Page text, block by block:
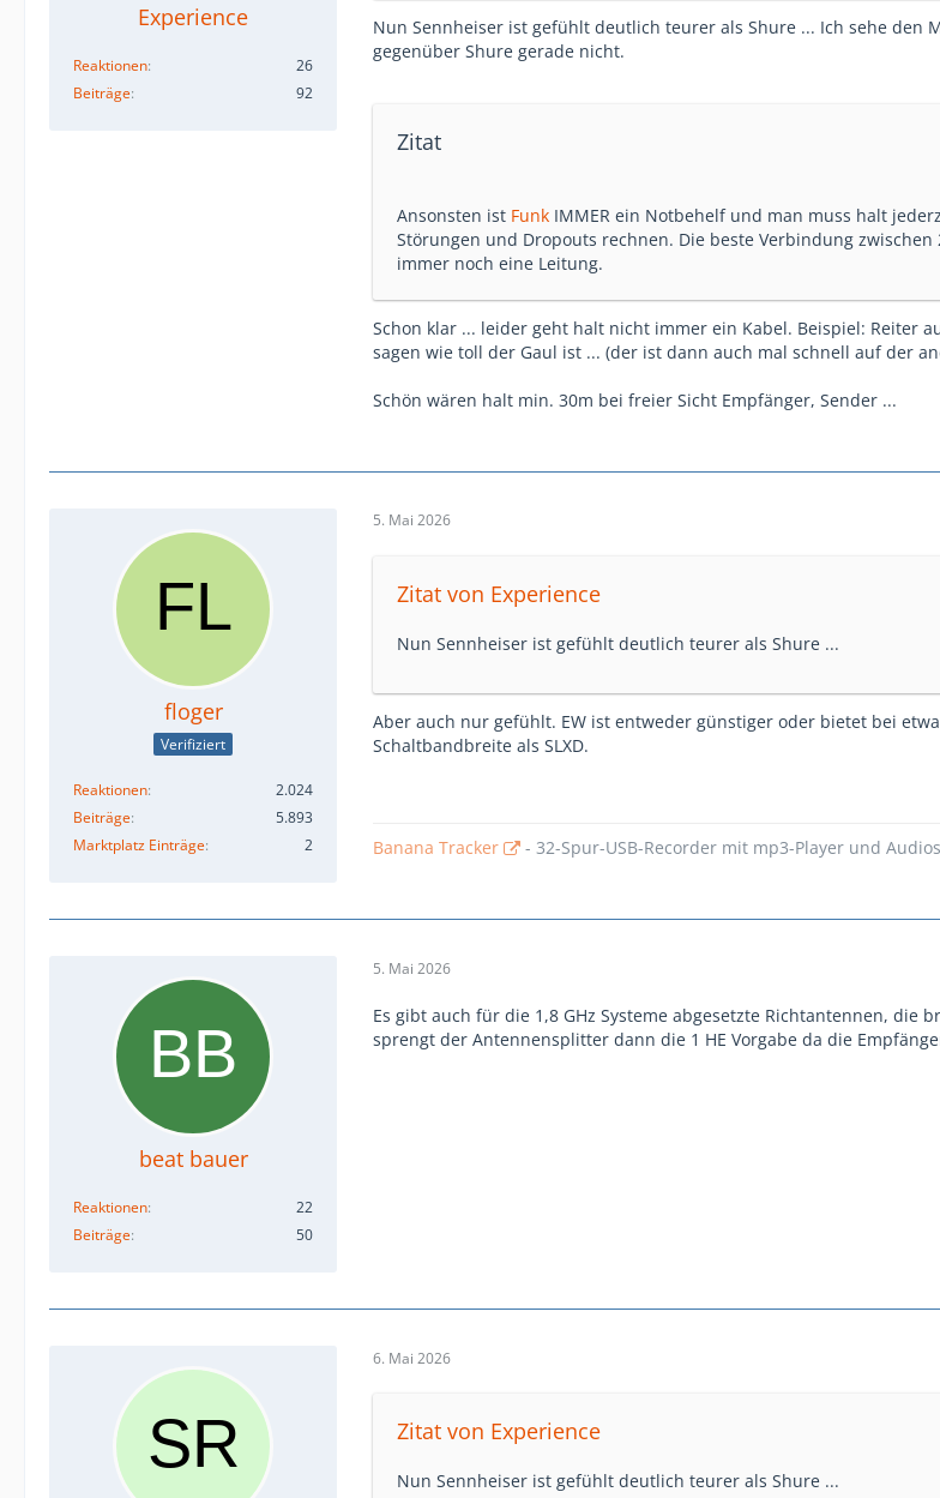
Experience
Reaktionen
26
Beiträge
92
Nun Sennheiser ist gefühlt deutlich teurer als Shure ... Ich sehe den
gegenüber Shure gerade nicht.
Zitat
Ansonsten ist Funk IMMER ein Notbehelf und man muss halt
Störungen und Dropouts rechnen. Die beste Verbindung zwischen
immer noch eine Leitung.
Schon klar ... leider geht halt nicht immer ein Kabel. Beispiel: Reiter
sagen wie toll der Gaul ist ... (der ist dann auch mal schnell auf der
Schön wären halt min. 30m bei freier Sicht Empfänger, Sender ...
floger
Verifiziert
Reaktionen
2.024
Beiträge
5.893
Marktplatz Einträge
2
5. Mai 2026
Zitat von Experience
Nun Sennheiser ist gefühlt deutlich teurer als Shure ...
Aber auch nur gefühlt. EW ist entweder günstiger oder bietet bei
Schaltbandbreite als SLXD.
Banana Tracker - 32-Spur-USB-Recorder mit mp3-Player und
beat bauer
Reaktionen
22
Beiträge
50
5. Mai 2026
Es gibt auch für die 1,8 GHz Systeme abgesetzte Richtantennen, die
sprengt der Antennensplitter dann die 1 HE Vorgabe da die
6. Mai 2026
Zitat von Experience
Nun Sennheiser ist gefühlt deutlich teurer als Shure ...